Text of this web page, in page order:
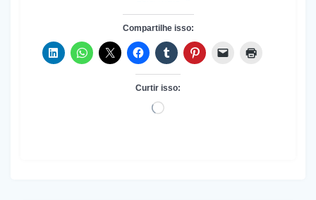
Compartilhe isso:
Curtir isso:
Carregando...